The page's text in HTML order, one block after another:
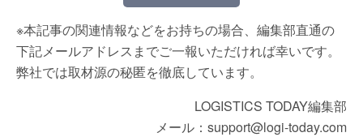
※本記事の関連情報などをお持ちの場合、編集部直通の
下記メールアドレスまでご一報いただければ幸いです。
弊社では取材源の秘匿を徹底しています。
LOGISTICS TODAY編集部
メール：support@logi-today.com